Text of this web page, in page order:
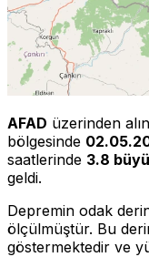
AFAD üzerinden
bölgesinde
saatlerinde 3.8
geldi.
Depremin odak
ölçülmüştür. Bu
göstermektedir ve